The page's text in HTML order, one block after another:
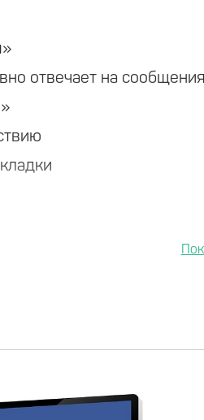
отвечает на
изображений